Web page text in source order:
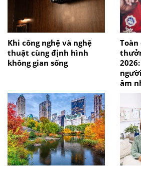
Khi công nghệ và nghệ
thuật cùng định hình
không gian sống
âm